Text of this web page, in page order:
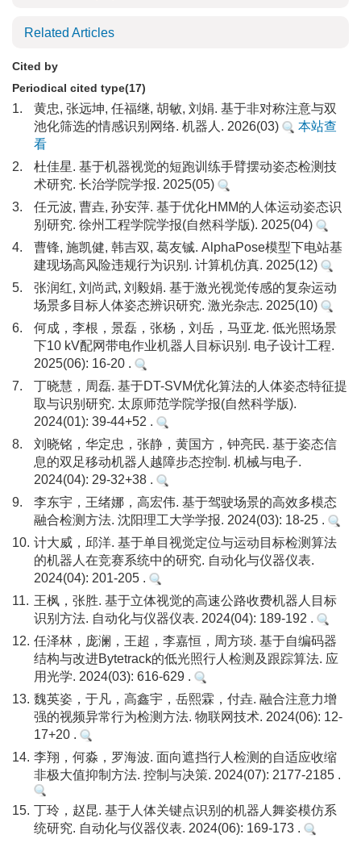
Related Articles
Cited by
Periodical cited type(17)
1.
黄忠, 张远坤, 任福继, 胡敏, 刘娟. 基于非对称注意与双
池化筛选的情感识别网络. 机器人. 2026(03)
本站查
看
2.
杜佳星. 基于机器视觉的短跑训练手臂摆动姿态检测技
术研究. 长治学院学报. 2025(05)
3.
任元波, 曹垚, 孙安萍. 基于优化HMM的人体运动姿态识
别研究. 徐州工程学院学报(自然科学版). 2025(04)
4.
曹锋, 施凯健, 韩吉双, 葛友铖. AlphaPose模型下电站基
建现场高风险违规行为识别. 计算机仿真. 2025(12)
5.
张润红, 刘尚武, 刘毅娟. 基于激光视觉传感的复杂运动
场景多目标人体姿态辨识研究. 激光杂志. 2025(10)
6.
何成，李根，景磊，张杨，刘岳，马亚龙. 低光照场景
下10 kV配网带电作业机器人目标识别. 电子设计工程.
2025(06): 16-20 .
7.
丁晓慧，周磊. 基于DT-SVM优化算法的人体姿态特征提
取与识别研究. 太原师范学院学报(自然科学版).
2024(01): 39-44+52 .
8.
刘晓铭，华定忠，张静，黄国方，钟亮民. 基于姿态信
息的双足移动机器人越障步态控制. 机械与电子.
2024(04): 29-32+38 .
9.
李东宇，王绪娜，高宏伟. 基于驾驶场景的高效多模态
融合检测方法. 沈阳理工大学学报. 2024(03): 18-25 .
10. 计大威，邱洋. 基于单目视觉定位与运动目标检测算法
的机器人在竞赛系统中的研究. 自动化与仪器仪表.
2024(04): 201-205 .
11. 王枫，张胜. 基于立体视觉的高速公路收费机器人目标
识别方法. 自动化与仪器仪表. 2024(04): 189-192 .
12. 任泽林，庞澜，王超，李嘉恒，周方琰. 基于自编码器
结构与改进Bytetrack的低光照行人检测及跟踪算法. 应
用光学. 2024(03): 616-629 .
13. 魏英姿，于凡，高鑫宇，岳熙霖，付垚. 融合注意力增
强的视频异常行为检测方法. 物联网技术. 2024(06): 12-
17+20 .
14. 李翔，何淼，罗海波. 面向遮挡行人检测的自适应收缩
非极大值抑制方法. 控制与决策. 2024(07): 2177-2185 .
15. 丁玲，赵昆. 基于人体关键点识别的机器人舞姿模仿系
统研究. 自动化与仪器仪表. 2024(06): 169-173 .